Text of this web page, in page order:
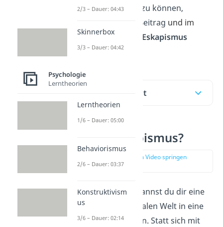
sicher beantworten zu können,
erfährst du hier im Beitrag und im
Video, was du über
Eskapismus
wissen musst.
Inhaltsübersicht
Was ist Eskapismus?
zur Stelle im Video springen
(00:14)
UnterEskapismus
kannst du dir eine
Art Flucht aus der realen Welt in eine
Scheinweltvorstellen. Statt sich mit
2/3 – Dauer: 04:43
Skinnerbox
3/3 – Dauer: 04:42
Psychologie
Lerntheorien
Lerntheorien
1/6 – Dauer: 05:00
Behaviorismus
2/6 – Dauer: 03:37
Konstruktivism
us
3/6 – Dauer: 02:14